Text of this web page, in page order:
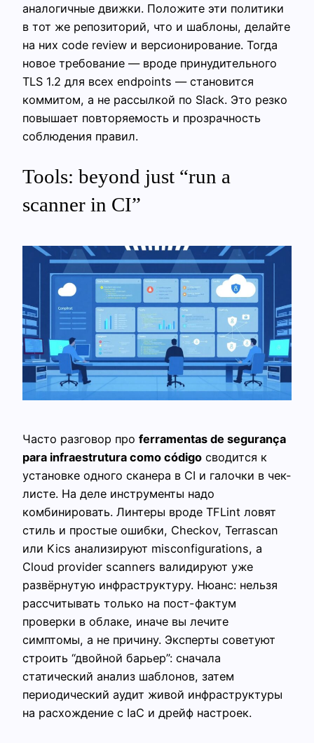
аналогичные движки. Положите эти политики
в тот же репозиторий, что и шаблоны, делайте
на них code review и версионирование. Тогда
новое требование — вроде принудительного
TLS 1.2 для всех endpoints — становится
коммитом, а не рассылкой по Slack. Это резко
повышает повторяемость и прозрачность
соблюдения правил.
Tools: beyond just “run a
scanner in CI”
Часто разговор про ferramentas de segurança
para infraestrutura como código сводится к
установке одного сканера в CI и галочки в чек-
листе. На деле инструменты надо
комбинировать. Линтеры вроде TFLint ловят
стиль и простые ошибки, Checkov, Terrascan
или Kics анализируют misconfigurations, а
Cloud provider scanners валидируют уже
развёрнутую инфраструктуру. Нюанс: нельзя
рассчитывать только на пост-фактум
проверки в облаке, иначе вы лечите
симптомы, а не причину. Эксперты советуют
строить “двойной барьер”: сначала
статический анализ шаблонов, затем
периодический аудит живой инфраструктуры
на расхождение с IaC и дрейф настроек.